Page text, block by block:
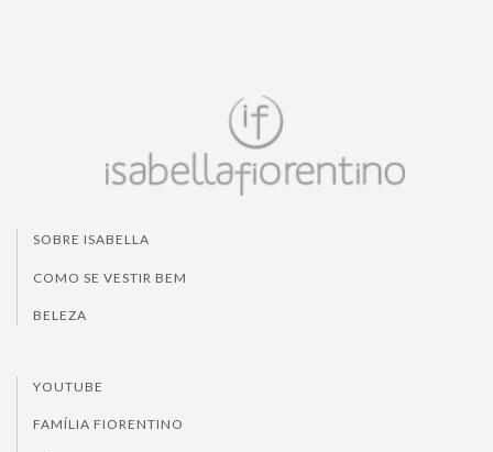
SOBRE ISABELLA
COMO SE VESTIR BEM
BELEZA
YOUTUBE
FAMÍLIA FIORENTINO